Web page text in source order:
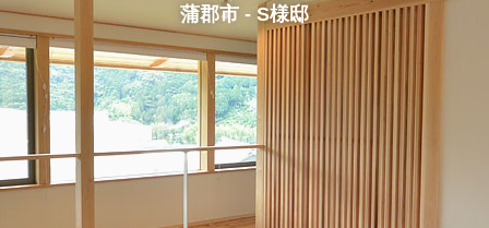
蒲郡市 - S様邸